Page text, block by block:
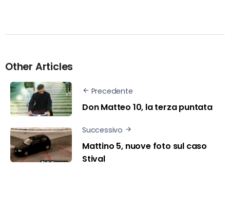
Other Articles
Precedente
Don Matteo 10, la terza puntata
Successivo
Mattino 5, nuove foto sul caso
Stival